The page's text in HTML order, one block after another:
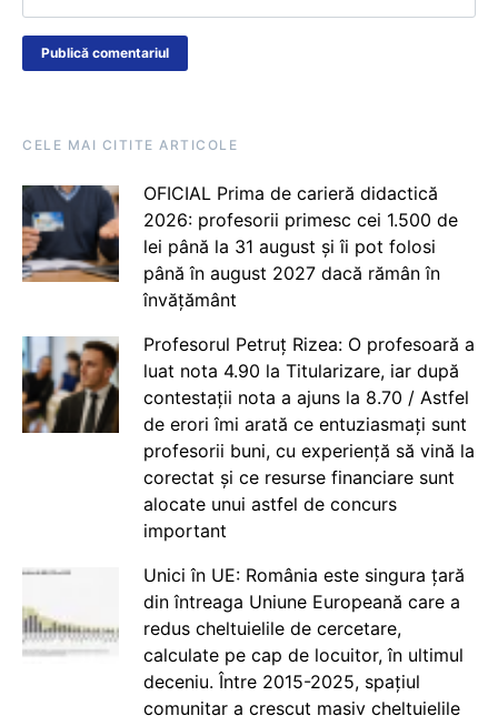
CELE MAI CITITE ARTICOLE
OFICIAL Prima de carieră didactică
2026: profesorii primesc cei 1.500 de
lei până la 31 august și îi pot folosi
până în august 2027 dacă rămân în
învățământ
Profesorul Petruț Rizea: O profesoară a
luat nota 4.90 la Titularizare, iar după
contestații nota a ajuns la 8.70 / Astfel
de erori îmi arată ce entuziasmați sunt
profesorii buni, cu experiență să vină la
corectat și ce resurse financiare sunt
alocate unui astfel de concurs
important
Unici în UE: România este singura țară
din întreaga Uniune Europeană care a
redus cheltuielile de cercetare,
calculate pe cap de locuitor, în ultimul
deceniu. Între 2015-2025, spațiul
comunitar a crescut masiv cheltuielile